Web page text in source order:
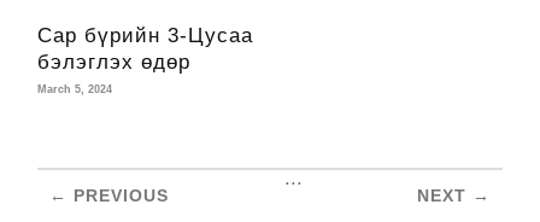
Сар бүрийн 3-Цусаа
бэлэглэх өдөр
March 5, 2024
← PREVIOUS
...
NEXT →